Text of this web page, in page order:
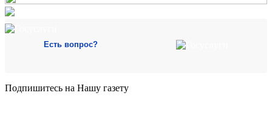
Есть вопрос?
Подпишитесь на Нашу газету